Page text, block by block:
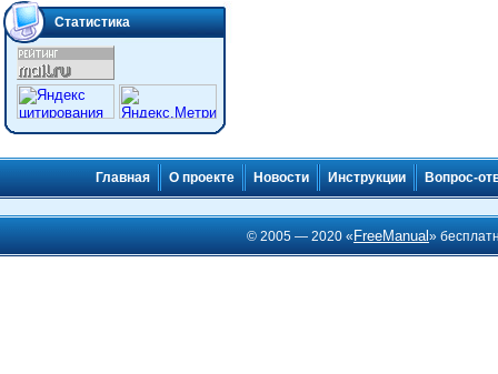
Статистика
Главная О проекте Новости Инструкции Вопрос-
© 2005 — 2020 « FreeManual»